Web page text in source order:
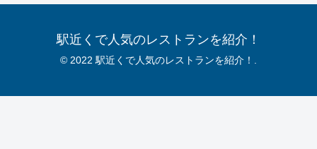
駅近くで人気のレストランを紹介！
© 2022 駅近くで人気のレストランを紹介！.